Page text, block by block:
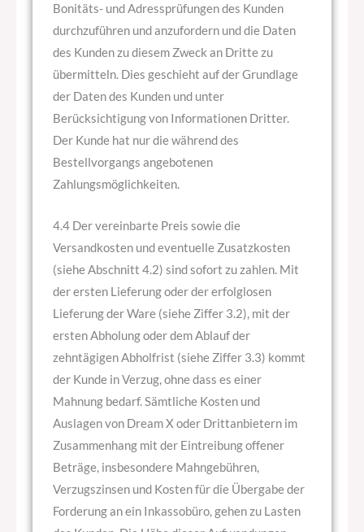
Bonitäts- und Adressprüfungen des Kunden
durchzuführen und anzufordern und die Daten
des Kunden zu diesem Zweck an Dritte zu
übermitteln. Dies geschieht auf der Grundlage
der Daten des Kunden und unter
Berücksichtigung von Informationen Dritter.
Der Kunde hat nur die während des
Bestellvorgangs angebotenen
Zahlungsmöglichkeiten.
4.4 Der vereinbarte Preis sowie die
Versandkosten und eventuelle Zusatzkosten
(siehe Abschnitt 4.2) sind sofort zu zahlen. Mit
der ersten Lieferung oder der erfolglosen
Lieferung der Ware (siehe Ziffer 3.2), mit der
ersten Abholung oder dem Ablauf der
zehntägigen Abholfrist (siehe Ziffer 3.3) kommt
der Kunde in Verzug, ohne dass es einer
Mahnung bedarf. Sämtliche Kosten und
Auslagen von Dream X oder Drittanbietern im
Zusammenhang mit der Eintreibung offener
Beträge, insbesondere Mahngebühren,
Verzugszinsen und Kosten für die Übergabe der
Forderung an ein Inkassobüro, gehen zu Lasten